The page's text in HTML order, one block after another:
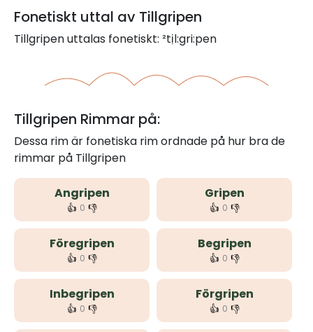
Fonetiskt uttal av Tillgripen
Tillgripen uttalas fonetiskt: ²tịl:gri:pen
Tillgripen Rimmar på:
Dessa rim är fonetiska rim ordnade på hur bra de
rimmar på Tillgripen
Angripen
👍 0 👎
Gripen
👍 0 👎
Föregripen
👍 0 👎
Begripen
👍 0 👎
Inbegripen
👍 0 👎
Förgripen
👍 0 👎